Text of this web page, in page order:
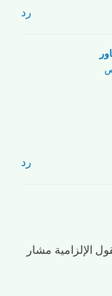
رد
رد
الإلزامية مشار